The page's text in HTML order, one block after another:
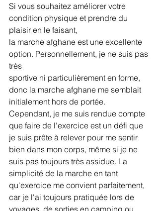
Si vous souhaitez améliorer votre
condition physique et prendre du
plaisir en le faisant,
la marche afghane est une excellente
option. Personnellement, je ne suis pas
très
sportive ni particulièrement en forme,
donc la marche afghane me semblait
initialement hors de portée.
Cependant, je me suis rendue compte
que faire de l'exercice est un défi que
je suis prête à relever pour me sentir
bien dans mon corps, même si je ne
suis pas toujours très assidue. La
simplicité de la marche en tant
qu'exercice me convient parfaitement,
car je l'ai toujours pratiquée lors de